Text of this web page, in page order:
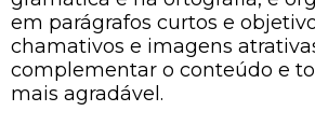
em parágrafos curtos e
chamativos e imagens
complementar o conteúdo e
mais agradável.